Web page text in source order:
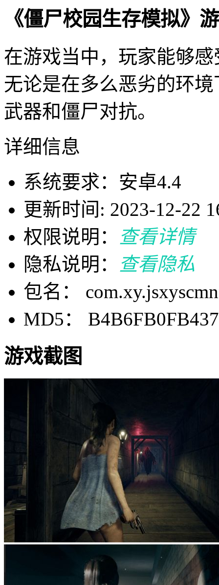
《僵尸校园生存模拟》
在游戏当中，玩家能够
无论是在多么恶劣的环
武器和僵尸对抗。
详细信息
系统要求：安卓4.4
更新时间: 2023-12-22
权限说明：
查看详情
隐私说明：
查看隐私
包名：
MD5：
游戏截图